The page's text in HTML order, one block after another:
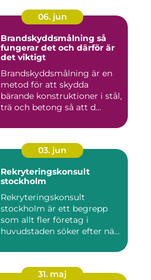
06. jun
Brandskyddsmålning så
fungerar det och därför är
det viktigt
Brandskyddsmålning är en
metod för att skydda
bärande konstruktioner i stål,
trä och betong så att d...
03. jun
Rekryteringskonsult
stockholm
Rekryteringskonsult
stockholm är ett begrepp
som allt fler företag i
huvudstaden söker efter när
31. maj